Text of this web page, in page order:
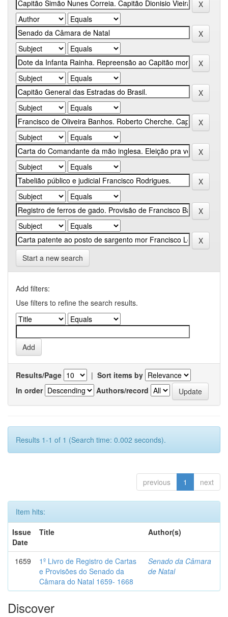
Start a new search
Add filters:
Use filters to refine the search results.
Results/Page | Sort items by
In order
Authors/record
Results 1-1 of 1 (Search time: 0.002 seconds).
previous 1 next
Item hits:
Issue
Date
Title Author(s)
1659
1º Livro de Registro de Cartas
e Provisões do Senado da
Câmara do Natal 1659- 1668
Senado da Câmara
de Natal
Discover